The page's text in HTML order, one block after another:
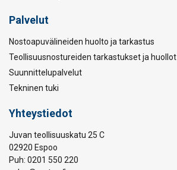
Palvelut
Nostoapuvälineiden huolto ja tarkastus
Teollisuusnostureiden tarkastukset ja huollot
Suunnittelupalvelut
Tekninen tuki
Yhteystiedot
Juvan teollisuuskatu 25 C
02920 Espoo
Puh: 0201 550 220